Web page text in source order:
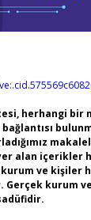
herhangi bir
alan içerikler
ve kişiler
Gerçek kurum